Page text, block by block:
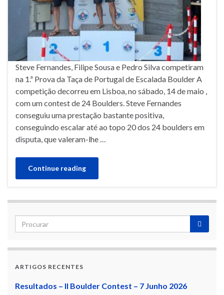
Steve Fernandes, Filipe Sousa e Pedro Silva competiram
na 1.ª Prova da Taça de Portugal de Escalada Boulder A
competição decorreu em Lisboa, no sábado, 14 de maio ,
com um contest de 24 Boulders. Steve Fernandes
conseguiu uma prestação bastante positiva,
conseguindo escalar até ao topo 20 dos 24 boulders em
disputa, que valeram-lhe …
Continue reading
ARTIGOS RECENTES
Resultados – II Boulder Contest – 7 Junho 2026